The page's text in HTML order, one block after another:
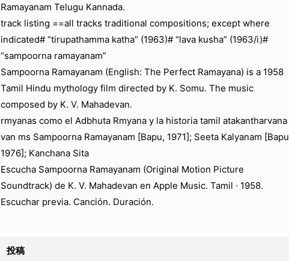
Ramayanam Telugu Kannada.
track listing ==all tracks traditional compositions; except where
indicated# “tirupathamma katha” (1963)# “lava kusha” (1963/i)#
“sampoorna ramayanam”
Sampoorna Ramayanam (English: The Perfect Ramayana) is a 1958
Tamil Hindu mythology film directed by K. Somu. The music
composed by K. V. Mahadevan.
rmyanas como el Adbhuta Rmyana y la historia tamil atakantharvana
van ms Sampoorna Ramayanam [Bapu, 1971]; Seeta Kalyanam [Bapu
1976]; Kanchana Sita
Escucha Sampoorna Ramayanam (Original Motion Picture
Soundtrack) de K. V. Mahadevan en Apple Music. Tamil · 1958.
Escuchar previa. Canción. Duración.
投稿